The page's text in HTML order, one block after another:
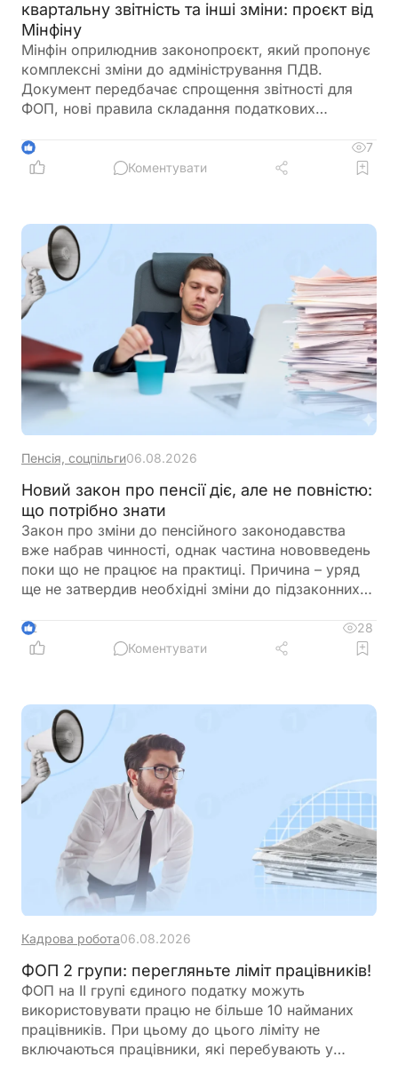
квартальну звітність та інші зміни: проєкт від
Мінфіну
Мінфін оприлюднив законопроєкт, який пропонує
комплексні зміни до адміністрування ПДВ.
Документ передбачає спрощення звітності для
ФОП, нові правила складання податкових
бюджетного відшкодування та запровадження
квартального звітного періоду для підприємців –
1
7
Коментувати
Пенсія, соцпільги06.08.2026
Новий закон про пенсії діє, але не повністю:
що потрібно знати
Закон про зміни до пенсійного законодавства
вже набрав чинності, однак частина нововведень
поки що не працює на практиці. Причина – уряд
ще не затвердив необхідні зміни до підзаконних
нових правил щодо підтвердження страхового
стажу та призначення пенсій
2
28
Коментувати
Кадрова робота06.08.2026
ФОП 2 групи: перегляньте ліміт працівників!
ФОП на ІІ групі єдиного податку можуть
використовувати працю не більше 10 найманих
працівників. При цьому до цього ліміту не
включаються працівники, які перебувають у